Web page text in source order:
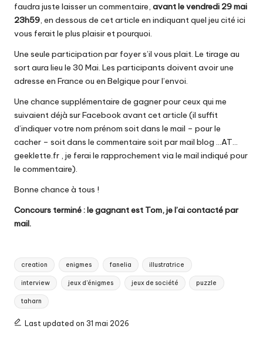
faudra juste laisser un commentaire, avant le vendredi 29 mai
23h59, en dessous de cet article en indiquant quel jeu cité ici
vous ferait le plus plaisir et pourquoi.
Une seule participation par foyer s’il vous plait. Le tirage au
sort aura lieu le 30 Mai. Les participants doivent avoir une
adresse en France ou en Belgique pour l’envoi.
Une chance supplémentaire de gagner pour ceux qui me
suivaient déjà sur Facebook avant cet article (il suffit
d’indiquer votre nom prénom soit dans le mail – pour le
cacher – soit dans le commentaire soit par mail blog …AT…
geeklette.fr , je ferai le rapprochement via le mail indiqué pour
le commentaire).
Bonne chance à tous !
Concours terminé : le gagnant est Tom, je l’ai contacté par
mail.
Tags:
creation enigmes fanelia illustratrice
interview jeux d'énigmes jeux de société puzzle
taharn
Last updated on 31 mai 2026